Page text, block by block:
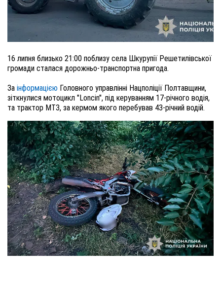
16 липня близько 21:00 поблизу села Шкурупії Решетилівської
громади сталася дорожньо-транспортна пригода.
За інформацією Головного управлінні Нацполіції Полтавщини,
зіткнулися мотоцикл "Loncin", під керуванням 17-річного водія,
та трактор МТЗ, за кермом якого перебував 43-річний водій.